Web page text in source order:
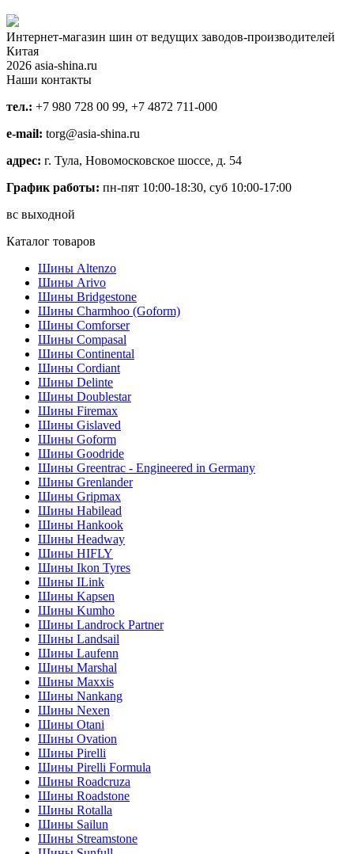
Интернет-магазин шин от ведущих заводов-производителей
Китая
2026 asia-shina.ru
Наши контакты
тел.: +7 980 728 00 99, +7 4872 711-000
e-mail: torg@asia-shina.ru
адрес: г. Тула, Новомосковское шоссе, д. 54
График работы: пн-пят 10:00-18:30, суб 10:00-17:00
вс выходной
Каталог товаров
Шины Altenzo
Шины Arivo
Шины Bridgestone
Шины Charmhoo (Goform)
Шины Comforser
Шины Compasal
Шины Continental
Шины Cordiant
Шины Delinte
Шины Doublestar
Шины Firemax
Шины Gislaved
Шины Goform
Шины Goodride
Шины Greentrac - Engineered in Germany
Шины Grenlander
Шины Gripmax
Шины Habilead
Шины Hankook
Шины Headway
Шины HIFLY
Шины Ikon Tyres
Шины ILink
Шины Kapsen
Шины Kumho
Шины Landrock Partner
Шины Landsail
Шины Laufenn
Шины Marshal
Шины Maxxis
Шины Nankang
Шины Nexen
Шины Otani
Шины Ovation
Шины Pirelli
Шины Pirelli Formula
Шины Roadcruza
Шины Roadstone
Шины Rotalla
Шины Sailun
Шины Streamstone